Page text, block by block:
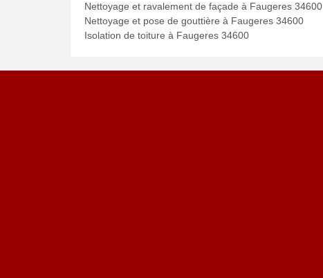
Nettoyage et ravalement de façade à Faugeres 34600
Nettoyage et pose de gouttière à Faugeres 34600
Isolation de toiture à Faugeres 34600